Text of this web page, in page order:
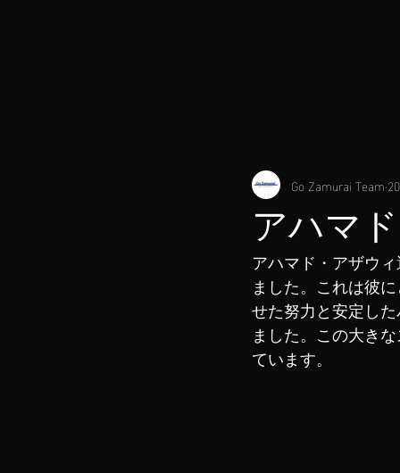
アハマ
Go Zamurai Team
アハマド・アザウ
ました。これは彼
せた努力と安定し
ました。この大き
ています。